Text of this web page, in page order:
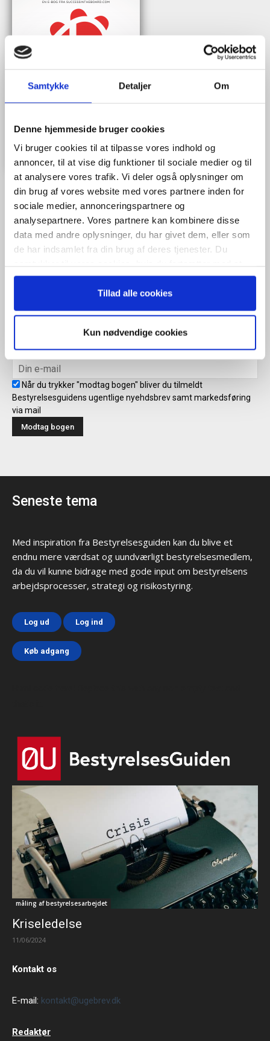
Samtykke Detaljer Om
Denne hjemmeside bruger cookies
Vi bruger cookies til at tilpasse vores indhold og
annoncer, til at vise dig funktioner til sociale medier og til
at analysere vores trafik. Vi deler også oplysninger om
din brug af vores website med vores partnere inden for
sociale medier, annonceringspartnere og
analysepartnere. Vores partnere kan kombinere disse
data med andre oplysninger, du har givet dem, eller som
de har indsamlet fra din brug af deres tjenester. Du
anvende vores hjemmeside.
Tillad alle cookies
Kun nødvendige cookies
Når du trykker "modtag bogen" bliver du tilmeldt Bestyrelsesguidens
ugentlige nyhedsbrev samt markedsføring via mail.
Tilmeld
Modtag bogen direkte i din
mailboks
Når du trykker "modtag bogen" bliver du tilmeldt
Bestyrelsesguidens ugentlige nyehdsbrev samt markedsføring
via mail
Seneste tema
Med inspiration fra Bestyrelsesguiden kan du blive et
endnu mere værdsat og uundværligt bestyrelsesmedlem,
da du vil kunne bidrage med gode input om bestyrelsens
arbejdsprocesser, strategi og risikostyring.
Log ud Log ind
Køb adgang
måling af bestyrelsesarbejdet
Kriseledelse
11/06/2024
Kontakt os
E-mail: kontakt@ugebrev.dk
Redaktør